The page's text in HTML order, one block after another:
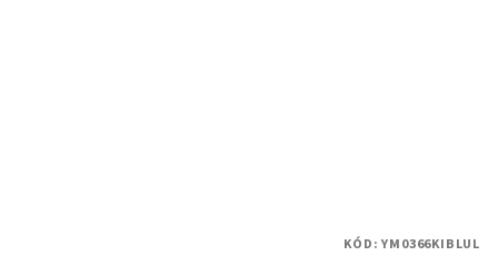
KÓD:YM0366KIBLUL